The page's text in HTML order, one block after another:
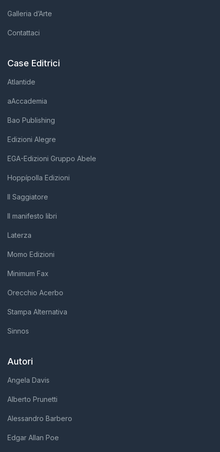
Galleria d’Arte
Contattaci
Case Editrici
Atlantide
aAccademia
Bao Publishing
Edizioni Alegre
EGA-Edizioni Gruppo Abele
Hoppípolla Edizioni
Il Saggiatore
Il manifesto libri
Laterza
Momo Edizioni
Minimum Fax
Orecchio Acerbo
Stampa Alternativa
Sinnos
Autori
Angela Davis
Alberto Prunetti
Alessandro Barbero
Edgar Allan Poe